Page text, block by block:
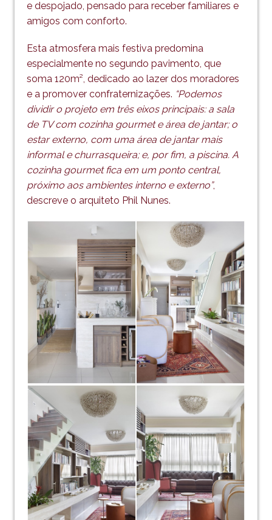
e despojado, pensado para receber familiares e
amigos com conforto.
Esta atmosfera mais festiva predomina
especialmente no segundo pavimento, que
soma 120m², dedicado ao lazer dos moradores
e a promover confraternizações. “Podemos
dividir o projeto em três eixos principais: a sala
de TV com cozinha gourmet e área de jantar; o
estar externo, com uma área de jantar mais
informal e churrasqueira; e, por fim, a piscina. A
cozinha gourmet fica em um ponto central,
próximo aos ambientes interno e externo”,
descreve o arquiteto Phil Nunes.